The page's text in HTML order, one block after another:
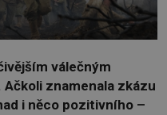
válečným
znamenala zkázu
i něco pozitivního –